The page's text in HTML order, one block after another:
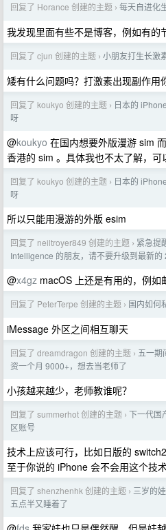
回复了 Horance 创建的主题 › 每天自进化
我发现里面有些不是博客，例如有的
回复了 cjun 创建的主题 › 小朋友打生长激
矮有什么问题吗？打激素出现副作用
回复了 koukyo 创建的主题 › 日本的
呀
@koukyo 在国内想要外版漫游 sim
香港的 sim 。具体我也不太了解，可
回复了 koukyo 创建的主题 › 日本的
呀
所以只能用漫游的外版 esim
回复了 neiltroyer849 创建的主题 › 紧急提
Intelligence 的朋友，请不要升级到最新的
@x4gz macOS 上还是有用的，例如
回复了 PeterTerpe 创建的主题 › 国内如何
iMessage 外区之间相互聊天
回复了 dreamdragon 创建的主题 › 五一期
资一个月 9000+，想去当老师了
小孩越来越少，老师教谁呢？
回复了 summerhot 创建的主题 › 下一代国
区账号
技术上应该可行，比如日版的
至于你说的 iPhone 会不会用这个技
回复了 shenzhenhk 创建的主题 › 三岁的
五点半又睡着了